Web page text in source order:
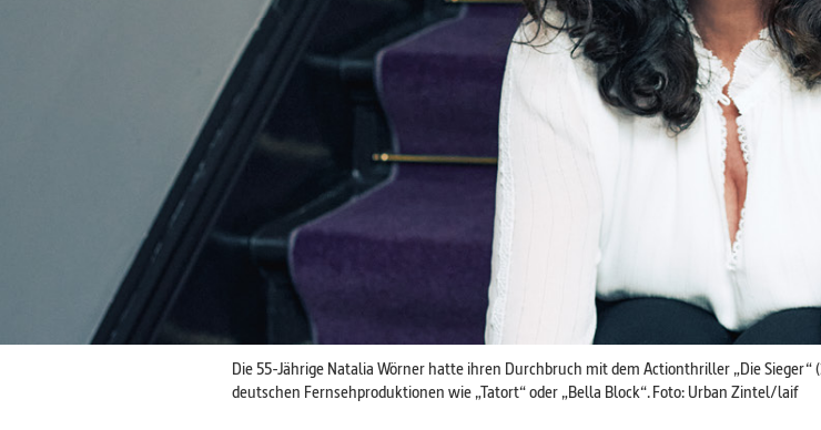
Die 55-Jährige Natalia Wörner hatte ihren Durchbruch mit dem Actionthriller „Die
deutschen Fernsehproduktionen wie „Tatort“ oder „Bella Block“. Foto: Urban Zintel/laif